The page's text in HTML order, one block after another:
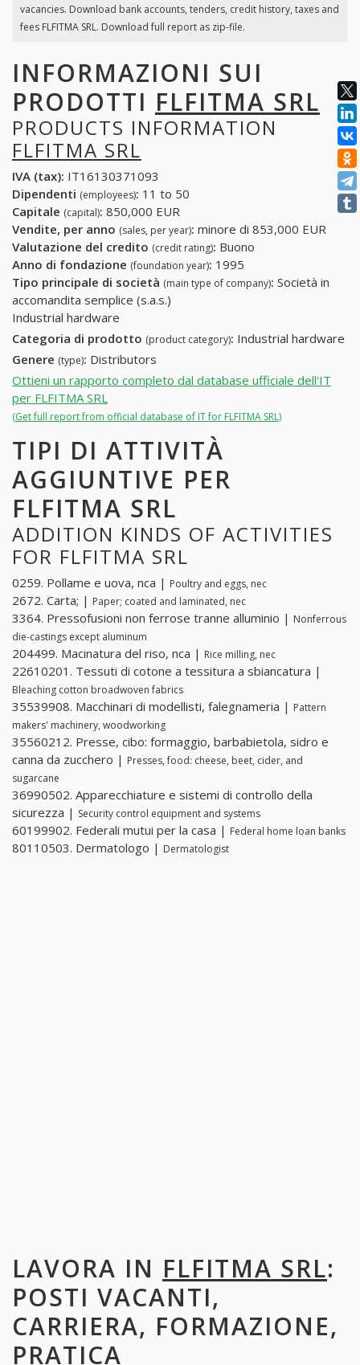
vacancies. Download bank accounts, tenders, credit history, taxes and
fees FLFITMA SRL. Download full report as zip-file.
INFORMAZIONI SUI
PRODOTTI FLFITMA SRL
PRODUCTS INFORMATION
FLFITMA SRL
IVA (tax): IT16130371093
Dipendenti (employees): 11 to 50
Capitale (capital): 850,000 EUR
Vendite, per anno (sales, per year): minore di 853,000 EUR
Valutazione del credito (credit rating): Buono
Anno di fondazione (foundation year): 1995
Tipo principale di società (main type of company): Società in
accomandita semplice (s.a.s.)
Industrial hardware
Categoria di prodotto (product category): Industrial hardware
Genere (type): Distributors
Ottieni un rapporto completo dal database ufficiale dell'IT
per FLFITMA SRL
(Get full report from official database of IT for FLFITMA SRL)
TIPI DI ATTIVITÀ
AGGIUNTIVE PER
FLFITMA SRL
ADDITION KINDS OF ACTIVITIES
FOR FLFITMA SRL
0259. Pollame e uova, nca | Poultry and eggs, nec
2672. Carta; | Paper; coated and laminated, nec
3364. Pressofusioni non ferrose tranne alluminio | Nonferrous
die-castings except aluminum
204499. Macinatura del riso, nca | Rice milling, nec
22610201. Tessuti di cotone a tessitura a sbiancatura |
Bleaching cotton broadwoven fabrics
35539908. Macchinari di modellisti, falegnameria | Pattern
makers' machinery, woodworking
35560212. Presse, cibo: formaggio, barbabietola, sidro e
canna da zucchero | Presses, food: cheese, beet, cider, and
sugarcane
36990502. Apparecchiature e sistemi di controllo della
sicurezza | Security control equipment and systems
60199902. Federali mutui per la casa | Federal home loan banks
80110503. Dermatologo | Dermatologist
LAVORA IN FLFITMA SRL:
POSTI VACANTI,
CARRIERA, FORMAZIONE,
PRATICA